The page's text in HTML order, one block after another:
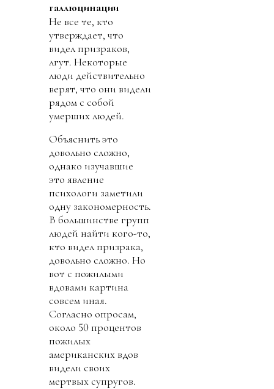
галлюцинации
Не все те, кто
утверждает, что
видел призраков,
лгут. Некоторые
люди действительно
верят, что они видели
рядом с собой
умерших людей.
Объяснить это
довольно сложно,
однако изучавшие
это явление
психологи заметили
одну закономерность.
В большинстве групп
людей найти кого-то,
кто видел призрака,
довольно сложно. Но
вот с пожилыми
вдовами картина
совсем иная.
Согласно опросам,
около 50 процентов
пожилых
американских вдов
видели своих
мертвых супругов.